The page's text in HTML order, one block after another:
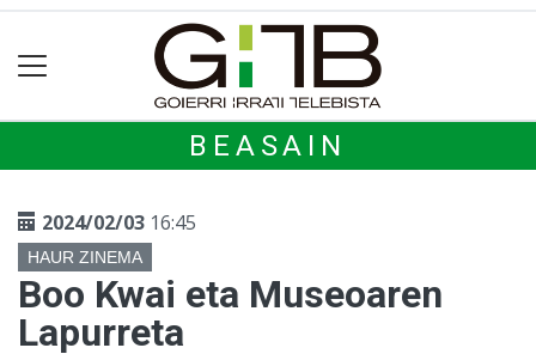
BEASAIN
2024/02/03 16:45
HAUR ZINEMA
Boo Kwai eta Museoaren
Lapurreta